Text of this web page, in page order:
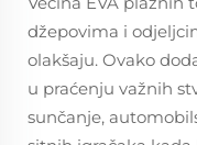
džepovima i
olakšaju. Ovako
u praćenju važnih
sunčanje,